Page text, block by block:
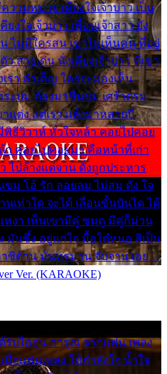
วามหมาย เคียงใจเจ้าบ่าว เป็น
งใจเจ้าบ่าว เพื่อนเจ้าสาว ยัง
ไม่มีใครสน เขาไม่เห็นคน ที่อยู่
สวยเด่น นั่งเคียงเจ้าบ่าว ที่เขา
รา ลำเค็ญ ใครจะมองเห็น
ระบม ต้องมาขื่นขม เศร้าตรม
แต่ง แต่เรา แล้งมาหลายปี
พิธีวิวาห์ หัวใจหล้า คอยไปคอย
า คอยไปคอยมา คือหน้าที่เก่า
ไปล้างแต่จาน ดั่งถูกประหาร
ขม โอ้ รัก ลอยลม ไม่สม ดัง ใจ
เท่าใด จะได้ เลื่อนขั้นบันได ได้
หงา เห็นเขามีคู่ ซมดู มีคู่ก็ม่วน
มันซึ้ง อยู่แก่ใจ มื้อใด๋หนอ สิเป็น
าซิด้าน มันทรมาน จับจาน เอย…
Ver. (KARAOKE)
บไออุ่น การุณ จากแฟน เพลง
มื่อแฟนเพลง ให้กำลังใจ น้ำใจ